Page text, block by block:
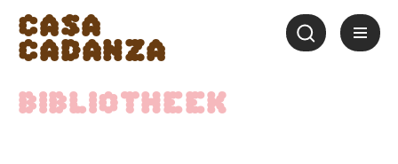
Casa
Cadanza
Bibliotheek